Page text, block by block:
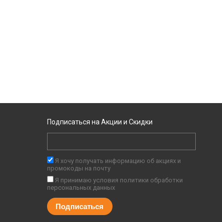
Подписаться на Акции и Скидки
Я хочу получать информацию об акциях и
промокоды на почту
Я принимаю условия политики обработки
персональных данных